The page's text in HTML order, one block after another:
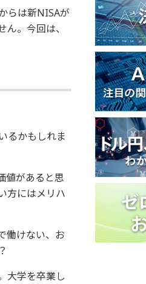
らは新NISAが
。今回は、
るかもしれま
値があると思
方にはメリハ
働けない、お
大学を卒業し